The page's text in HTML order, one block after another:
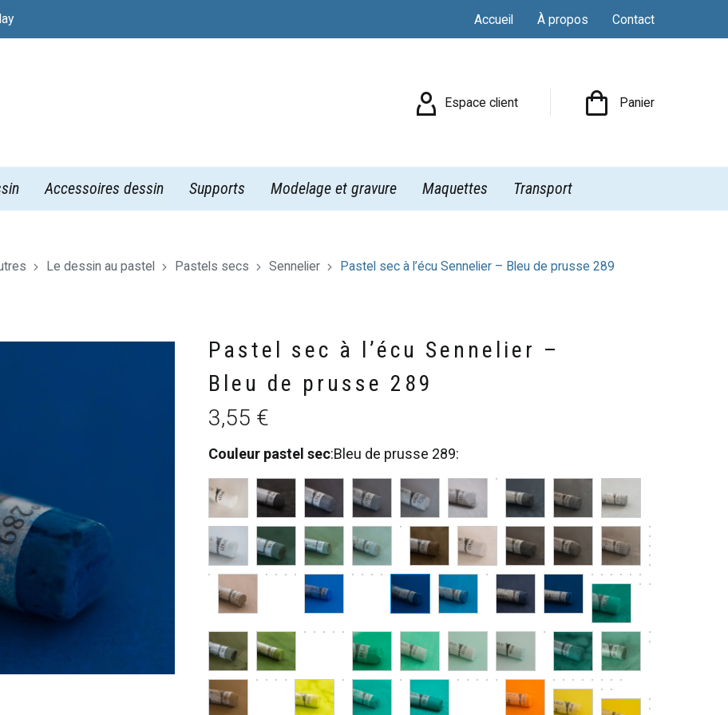
Accueil À propos Contact
 Espace client Panier
Accessoires dessin Supports Modelage et gravure Maquettes Transport
Le dessin au pastel Pastels secs Sennelier Pastel sec à l’écu Sennelier – Bleu de prusse 289
Pastel sec à l’écu Sennelier –
Bleu de prusse 289
3,55 €
Couleur pastel sec:Bleu de prusse 289